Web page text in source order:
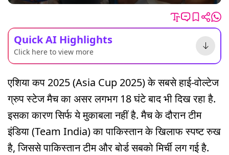
Quick AI Highlights
Click here to view more
एशिया कप 2025 (Asia Cup 2025) के सबसे हाई-वोल्टेज
ग्रुप स्टेज मैच का असर लगभग 18 घंटे बाद भी दिख रहा है.
इसका कारण सिर्फ ये मुकाबला नहीं है. मैच के दौरान टीम
इंडिया (Team India) का पाकिस्तान के ख‍िलाफ स्पष्ट रुख
है, जिससे पाकिस्तान टीम और बोर्ड सबको मिर्ची लग गई है.